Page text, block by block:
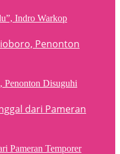
Indro Warkop
Penonton Disuguhi
Pameran Temporer